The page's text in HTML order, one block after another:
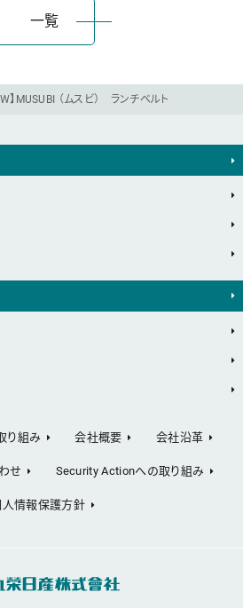
一覧
】MUSUBI （ムスビ） ランチベルト
り組み 会社概要 会社沿革
せ Security Actionへの取り組み
人情報保護方針